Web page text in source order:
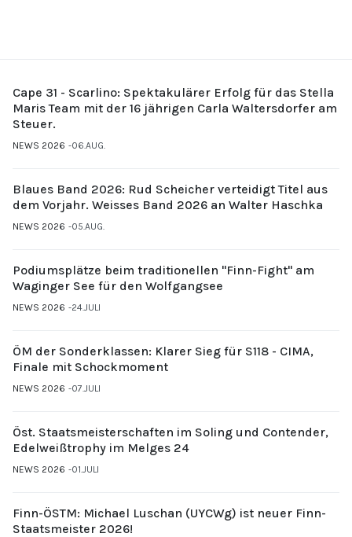
Cape 31 - Scarlino: Spektakulärer Erfolg für das Stella
Maris Team mit der 16 jährigen Carla Waltersdorfer am
Steuer.
NEWS 2026 06.AUG.
Blaues Band 2026: Rud Scheicher verteidigt Titel aus
dem Vorjahr. Weisses Band 2026 an Walter Haschka
NEWS 2026 05.AUG.
Podiumsplätze beim traditionellen "Finn-Fight" am
Waginger See für den Wolfgangsee
NEWS 2026 24.JULI
ÖM der Sonderklassen: Klarer Sieg für S118 - CIMA,
Finale mit Schockmoment
NEWS 2026 07.JULI
Öst. Staatsmeisterschaften im Soling und Contender,
Edelweißtrophy im Melges 24
NEWS 2026 01.JULI
Finn-ÖSTM: Michael Luschan (UYCWg) ist neuer Finn-
Staatsmeister 2026!